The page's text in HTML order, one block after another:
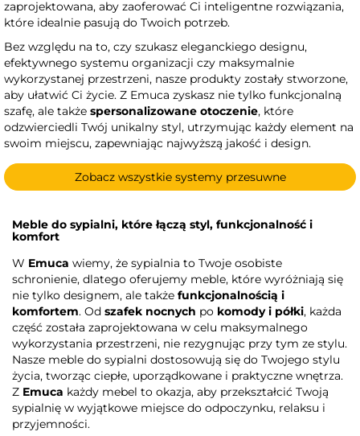
zaprojektowana, aby zaoferować Ci inteligentne rozwiązania,
które idealnie pasują do Twoich potrzeb.
Bez względu na to, czy szukasz eleganckiego designu,
efektywnego systemu organizacji czy maksymalnie
wykorzystanej przestrzeni, nasze produkty zostały stworzone,
aby ułatwić Ci życie. Z Emuca zyskasz nie tylko funkcjonalną
szafę, ale także spersonalizowane otoczenie, które
odzwierciedli Twój unikalny styl, utrzymując każdy element na
swoim miejscu, zapewniając najwyższą jakość i design.
Zobacz wszystkie systemy przesuwne
Meble do sypialni, które łączą styl, funkcjonalność i
komfort
W Emuca wiemy, że sypialnia to Twoje osobiste
schronienie, dlatego oferujemy meble, które wyróżniają się
nie tylko designem, ale także funkcjonalnością i
komfortem. Od szafek nocnych po komody i półki, każda
część została zaprojektowana w celu maksymalnego
wykorzystania przestrzeni, nie rezygnując przy tym ze stylu.
Nasze meble do sypialni dostosowują się do Twojego stylu
życia, tworząc ciepłe, uporządkowane i praktyczne wnętrza.
Z Emuca każdy mebel to okazja, aby przekształcić Twoją
sypialnię w wyjątkowe miejsce do odpoczynku, relaksu i
przyjemności.